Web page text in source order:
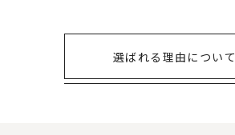
選ばれる理由について